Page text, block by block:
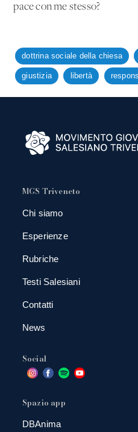
pace con me stesso?
dottrina sociale della chiesa
giustizia libertà
MGS Triveneto
Chi siamo
Esperienze
Rubriche
Testi Salesiani
Contatti
News
Social
Spazio app
DBAnima